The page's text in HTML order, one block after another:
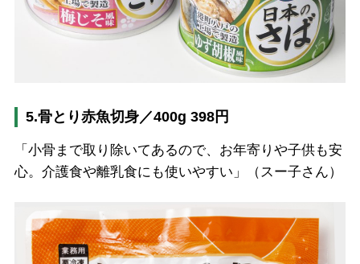
5.骨とり赤魚切身／400g 398円
「小骨まで取り除いてあるので、お年寄りや子供も安
心。介護食や離乳食にも使いやすい」（スー子さん）